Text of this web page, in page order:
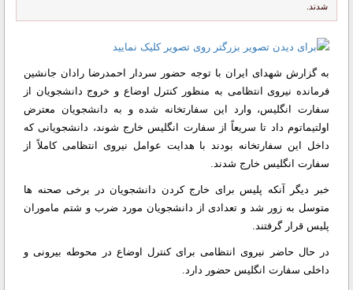
شدند.
به گزارش شهدای ایران با توجه حضور سردار احمدرضا رادان جانشین
فرمانده نیروی انتظامی به منظور کنترل اوضاع و خروج دانشجویان از
سفارت انگلیس، وارد این سفارتخانه شده و به دانشجویان معترض
اولتیماتوم داد تا سریعاً از سفارت انگلیس خارج شوند، دانشجویانی که
داخل این سفارتخانه بودند با هدایت عوامل نیروی انتظامی کاملاً از
سفارت انگلیس خارج شدند.
خبر دیگر آنکه پلیس برای خارج کردن دانشجویان در برخی صحنه ها
متوسل به زور شد و تعدادی از دانشجویان مورد ضرب و شتم ماموران
پلیس قرار گرفتند.
در حال حاضر نیروی انتظامی برای کنترل اوضاع در محوطه بیرونی و
داخلی سفارت انگلیس حضور دارد.